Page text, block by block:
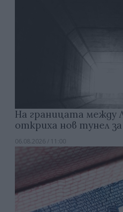
На границата между
откриха нов тунел
06.08.2026 / 11:00